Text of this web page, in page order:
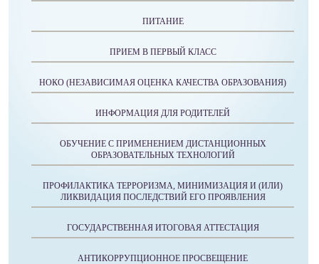
ПИТАНИЕ
ПРИЕМ В ПЕРВЫЙ КЛАСС
НОКО (НЕЗАВИСИМАЯ ОЦЕНКА КАЧЕСТВА ОБРАЗОВАНИЯ)
ИНФОРМАЦИЯ ДЛЯ РОДИТЕЛЕЙ
ОБУЧЕНИЕ С ПРИМЕНЕНИЕМ ДИСТАНЦИОННЫХ
ОБРАЗОВАТЕЛЬНЫХ ТЕХНОЛОГИЙ
ПРОФИЛАКТИКА ТЕРРОРИЗМА, МИНИМИЗАЦИЯ И (ИЛИ)
ЛИКВИДАЦИЯ ПОСЛЕДСТВИЙ ЕГО ПРОЯВЛЕНИЯ
ГОСУДАРСТВЕННАЯ ИТОГОВАЯ АТТЕСТАЦИЯ
АНТИКОРРУПЦИОННОЕ ПРОСВЕЩЕНИЕ